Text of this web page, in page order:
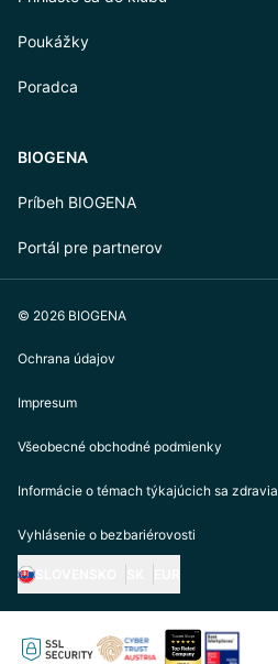
Poukážky
Poradca
BIOGENA
Príbeh BIOGENA
Portál pre partnerov
© 2026 BIOGENA
Ochrana údajov
Impresum
Všeobecné obchodné podmienky
Informácie o témach týkajúcich sa zdravia
Vyhlásenie o bezbariérovosti
https://biogena.com/de-at
https://biogena.com/de-de
https://biogena.com/de-ch